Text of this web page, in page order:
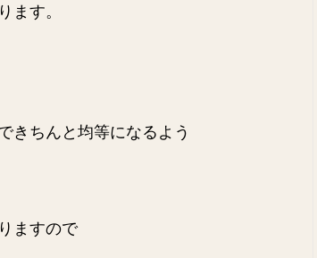
ます。
きちんと均等になるよう
ますので